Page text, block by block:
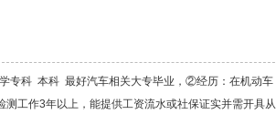
专科 本科 最好汽车相关大专毕业，②经历：在机动车
工作3年以上，能提供工资流水或社保证实并需开具从